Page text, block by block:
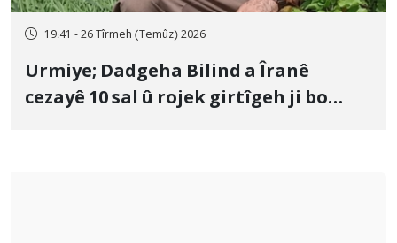
19:41 - 26 Tîrmeh (Temûz) 2026
Urmiye; Dadgeha Bilind a Îranê
cezayê 10 sal û rojek girtîgeh ji bo